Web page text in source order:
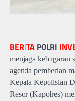
BERITA POLRI
menjaga kebugaran
agenda pemberian
Kepala Kepolisian
Resor (Kapolres)